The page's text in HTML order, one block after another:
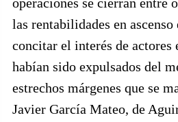
las rentabilidades en ascenso
concitar el interés de actores
habían sido expulsados del
estrechos márgenes que se
Javier García Mateo, de